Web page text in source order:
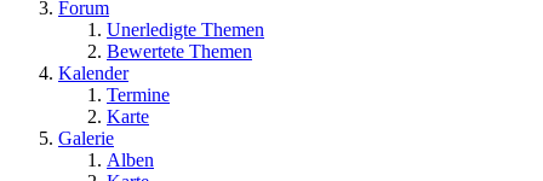
Forum
Unerledigte Themen
Bewertete Themen
Kalender
Termine
Karte
Galerie
Alben